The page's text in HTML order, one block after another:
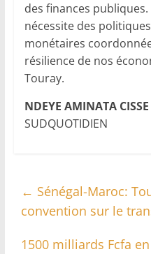
des finances
nécessite des
monétaires
résilience de nos
Touray.
NDEYE AMINATA CISSE
SUDQUOTIDIEN
← Sénégal-Maroc:
convention sur le
1500 milliards Fcfa